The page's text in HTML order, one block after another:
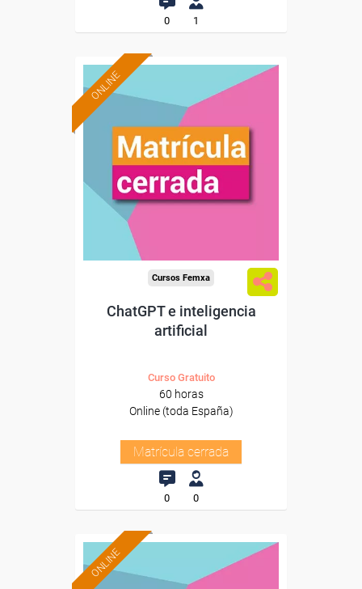
0 1
ONLINE
Cursos Femxa
ChatGPT e inteligencia
artificial
Curso Gratuito
60 horas
Online (toda España)
Matrícula cerrada
0 0
ONLINE